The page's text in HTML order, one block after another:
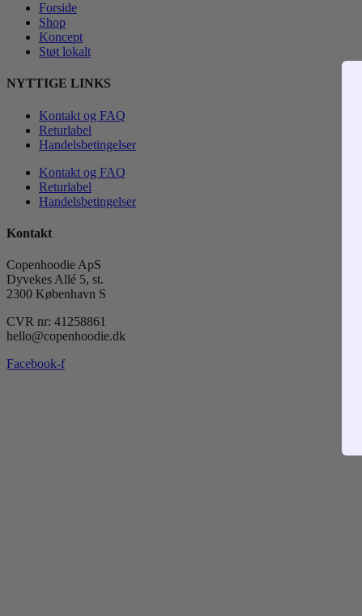
Forside
Shop
Koncept
Støt lokalt
NYTTIGE LINKS
Kontakt og FAQ
Returlabel
Handelsbetingelser
Kontakt og FAQ
Returlabel
Handelsbetingelser
Kontakt
Copenhoodie ApS
Dyvekes Allé 5, st.
2300 København S
CVR nr: 41258861
hello@copenhoodie.dk
Facebook-f